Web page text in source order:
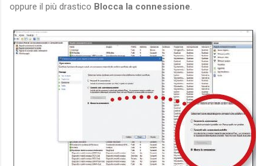
oppure il più drastico Blocca la connessione.